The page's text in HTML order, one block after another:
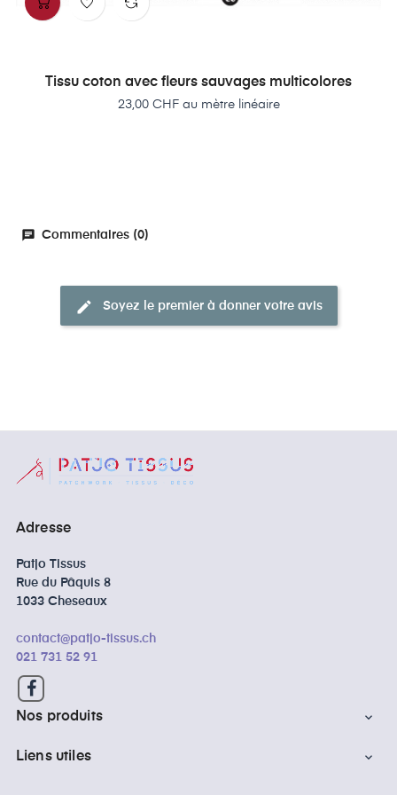
Tissu coton avec fleurs sauvages multicolores
Prix
23,00 CHF au mètre linéaire
chat Commentaires (0)
edit Soyez le premier à donner votre avis
Adresse
Patjo Tissus
Rue du Pâquis 8
1033 Cheseaux
contact@patjo-tissus.ch
021 731 52 91
Nos produits 
Liens utiles 